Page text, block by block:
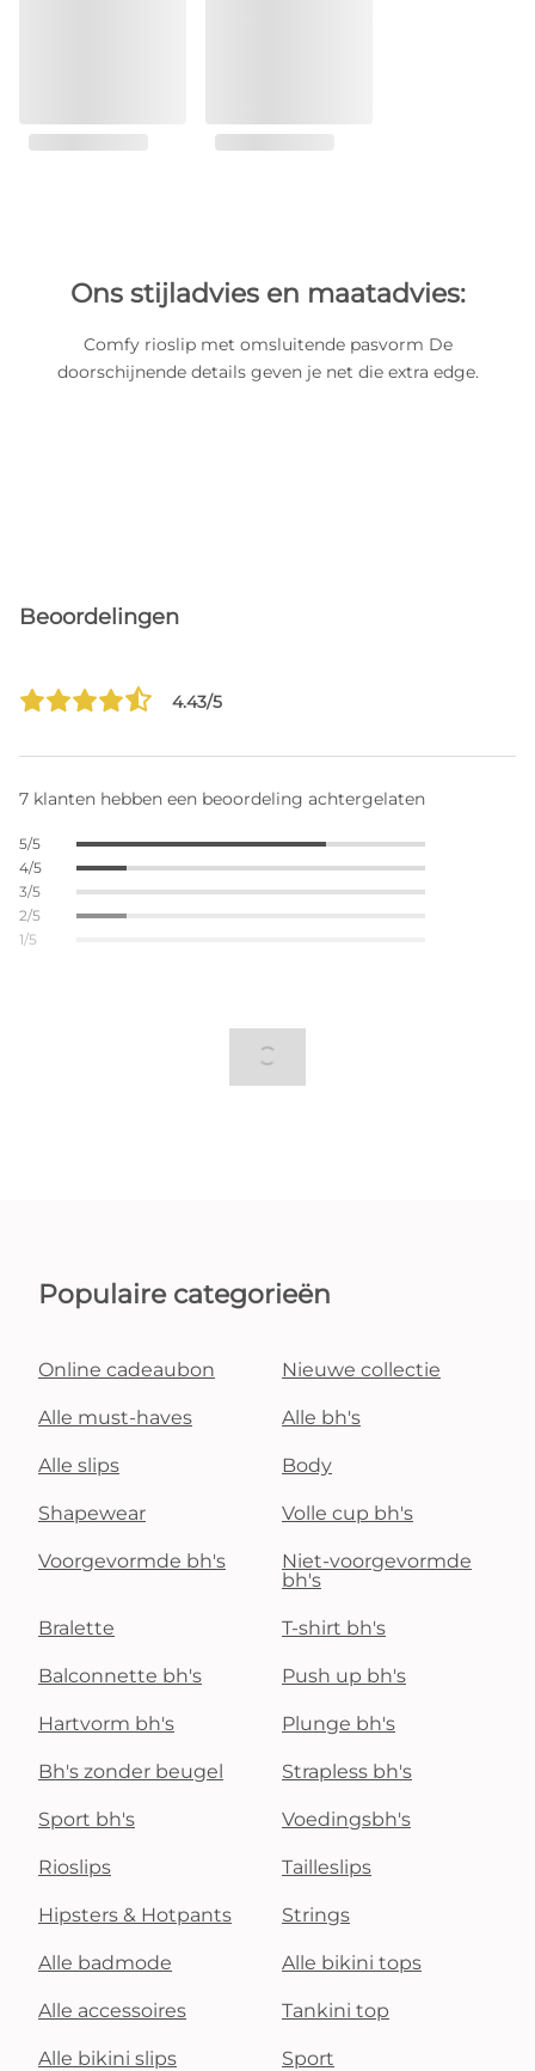
Ons stijladvies en maatadvies:
Comfy rioslip met omsluitende pasvorm De
doorschijnende details geven je net die extra edge.
Beoordelingen
4.43/5
7 klanten hebben een beoordeling achtergelaten
5/5
4/5
3/5
2/5
1/5
Populaire categorieën
Online cadeaubon Nieuwe collectie
Alle must-haves Alle bh's
Alle slips Body
Shapewear Volle cup bh's
Voorgevormde bh's
Niet-voorgevormde
bh's
Bralette T-shirt bh's
Balconnette bh's Push up bh's
Hartvorm bh's Plunge bh's
Bh's zonder beugel Strapless bh's
Sport bh's Voedingsbh's
Rioslips Tailleslips
Hipsters & Hotpants Strings
Alle badmode Alle bikini tops
Alle accessoires Tankini top
Alle bikini slips Sport